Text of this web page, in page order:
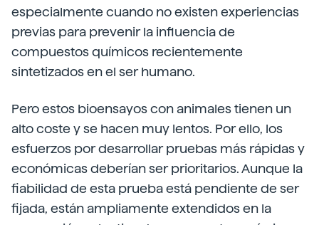
especialmente cuando no existen experiencias
previas para prevenir la influencia de
compuestos químicos recientemente
sintetizados en el ser humano.
Pero estos bioensayos con animales tienen un
alto coste y se hacen muy lentos. Por ello, los
esfuerzos por desarrollar pruebas más rápidas y
económicas deberían ser prioritarios. Aunque la
fiabilidad de esta prueba está pendiente de ser
fijada, están ampliamente extendidos en la